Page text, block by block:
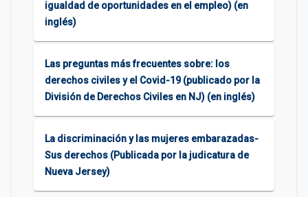
igualdad de oportunidades en el empleo) (en
inglés)
Las preguntas más frecuentes sobre: los
derechos civiles y el Covid-19 (publicado por la
División de Derechos Civiles en NJ) (en inglés)
La discriminación y las mujeres embarazadas-
Sus derechos (Publicada por la judicatura de
Nueva Jersey)